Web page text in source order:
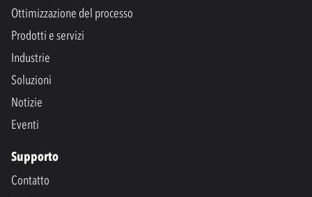
Ottimizzazione del processo
Prodotti e servizi
Industrie
Soluzioni
Notizie
Eventi
Supporto
Contatto